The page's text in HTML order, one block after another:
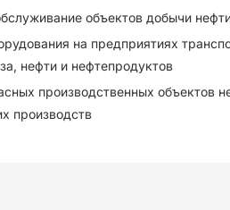
объектов добычи
на предприятиях
нефти и нефтепродуктов
производственных объектов
производств